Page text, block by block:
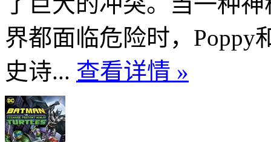
界都面临危险时，Poppy
史诗... 查看详情 »